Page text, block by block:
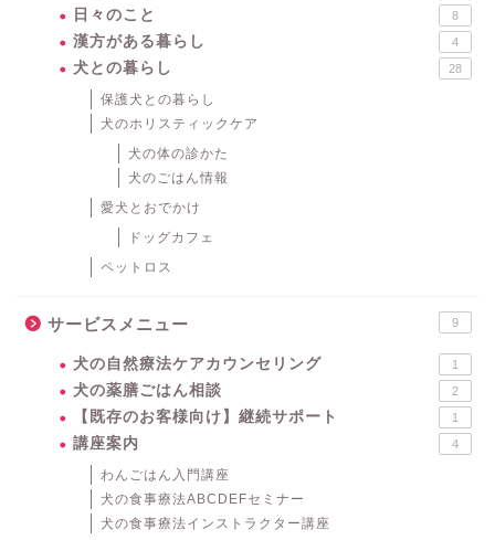
日々のこと 8
漢方がある暮らし 4
犬との暮らし 28
保護犬との暮らし
犬のホリスティックケア
犬の体の診かた
犬のごはん情報
愛犬とおでかけ
ドッグカフェ
ペットロス
サービスメニュー 9
犬の自然療法ケアカウンセリング 1
犬の薬膳ごはん相談 2
【既存のお客様向け】継続サポート 1
講座案内 4
わんごはん入門講座
犬の食事療法ABCDEFセミナー
犬の食事療法インストラクター講座